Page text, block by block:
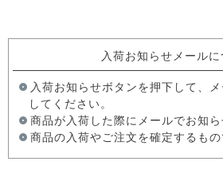
入荷お知らせメールに
入荷お知らせボタンを押下して、
してください。
商品が入荷した際にメールでお知ら
商品の入荷やご注文を確定するもの